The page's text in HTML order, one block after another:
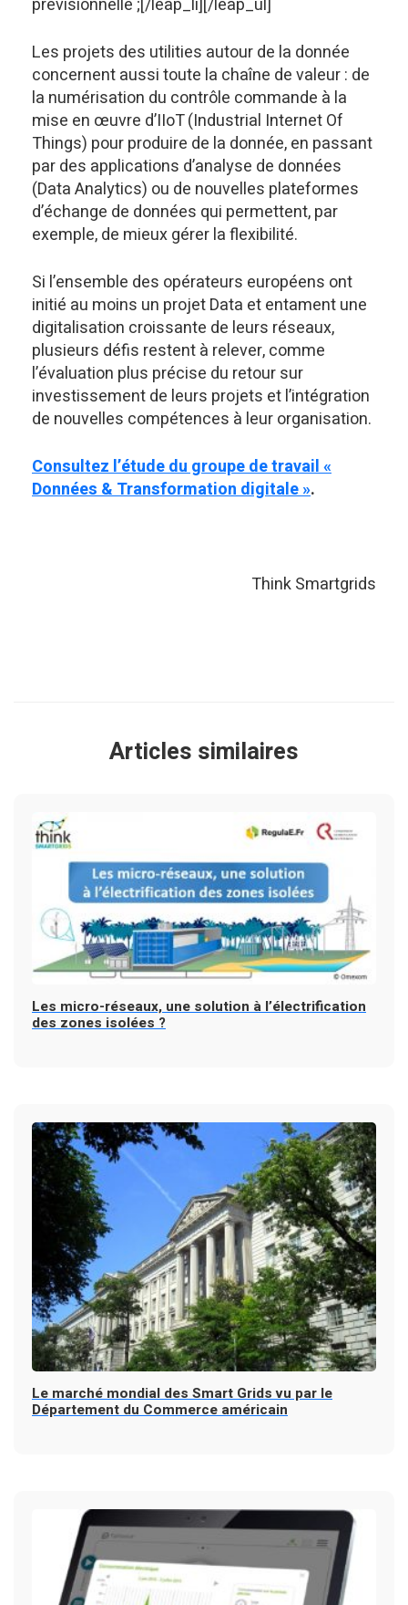
prévisionnelle ;[/leap_li][/leap_ul]
Les projets des utilities autour de la donnée
concernent aussi toute la chaîne de valeur : de
la numérisation du contrôle commande à la
mise en œuvre d’IIoT (Industrial Internet Of
Things) pour produire de la donnée, en passant
par des applications d’analyse de données
(Data Analytics) ou de nouvelles plateformes
d’échange de données qui permettent, par
exemple, de mieux gérer la flexibilité.
Si l’ensemble des opérateurs européens ont
initié au moins un projet Data et entament une
digitalisation croissante de leurs réseaux,
plusieurs défis restent à relever, comme
l’évaluation plus précise du retour sur
investissement de leurs projets et l’intégration
de nouvelles compétences à leur organisation.
Consultez l’étude du groupe de travail «
Données & Transformation digitale ».
Think Smartgrids
Articles similaires
Les micro-réseaux, une solution à l’électrification
des zones isolées ?
Le marché mondial des Smart Grids vu par le
Département du Commerce américain